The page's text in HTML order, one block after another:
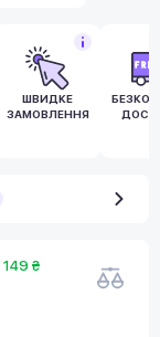
ШВИДКЕ
ЗАМОВЛЕННЯ
149 ₴